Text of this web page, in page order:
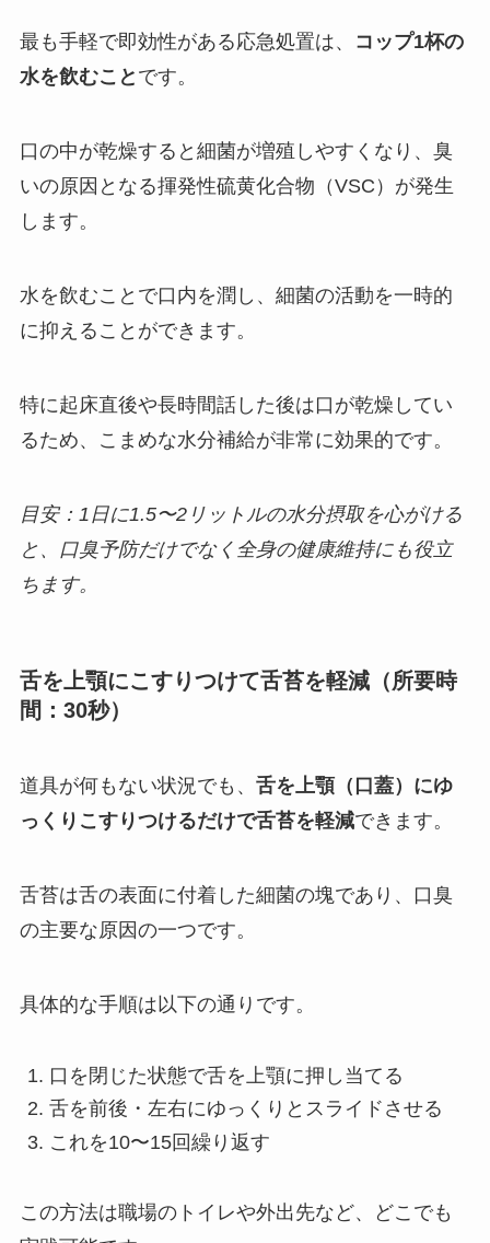
最も手軽で即効性がある応急処置は、
コップ1杯の
水を飲むこと です。
口の中が乾燥すると細菌が増殖しやすくなり、臭
いの原因となる揮発性硫黄化合物（VSC）が発生
します。
水を飲むことで口内を潤し、細菌の活動を一時的
に抑えることができます。
特に起床直後や長時間話した後は口が乾燥してい
るため、こまめな水分補給が非常に効果的です。
目安：1日に1.5〜2リットルの水分摂取を心がける
と、口臭予防だけでなく全身の健康維持にも役立
ちます。
舌を上顎にこすりつけて舌苔を軽減（所要時
間：30秒）
道具が何もない状況でも、 舌を上顎（口蓋）にゆ
っくりこすりつけるだけで舌苔を軽減できます。
舌苔は舌の表面に付着した細菌の塊であり、口臭
の主要な原因の一つです。
具体的な手順は以下の通りです。
口を閉じた状態で舌を上顎に押し当てる
舌を前後・左右にゆっくりとスライドさせる
これを10〜15回繰り返す
この方法は職場のトイレや外出先など、どこでも